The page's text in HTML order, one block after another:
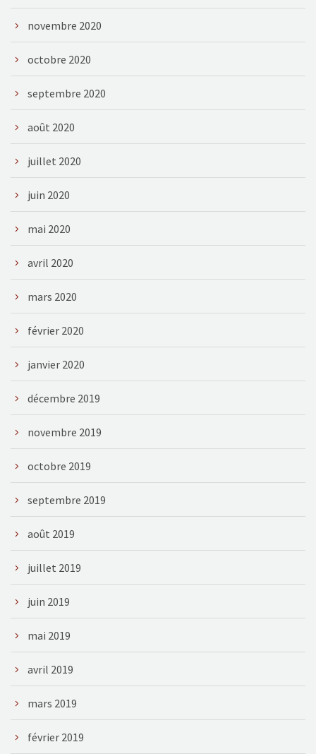
novembre 2020
octobre 2020
septembre 2020
août 2020
juillet 2020
juin 2020
mai 2020
avril 2020
mars 2020
février 2020
janvier 2020
décembre 2019
novembre 2019
octobre 2019
septembre 2019
août 2019
juillet 2019
juin 2019
mai 2019
avril 2019
mars 2019
février 2019